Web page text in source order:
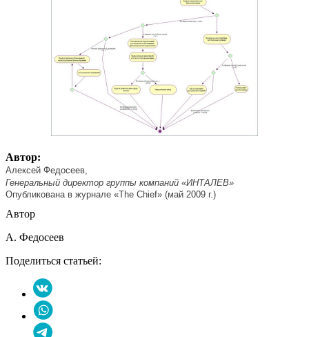
Автор:
Алексей Федосеев,
Генеральный директор группы компаний «ИНТАЛЕВ»
Опубликована в журнале «The Chief» (май 2009 г.)
Автор
А. Федосеев
Поделиться статьей: